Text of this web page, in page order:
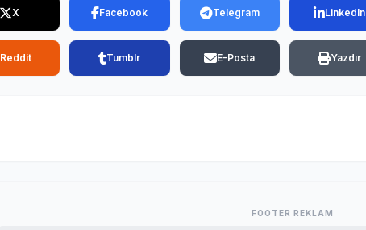
X Facebook Telegram LinkedIn
Reddit Tumblr E-Posta Yazdır
FOOTER REKLAM